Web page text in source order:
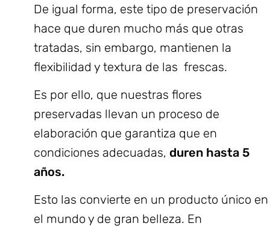
De igual forma, este tipo de preservación
hace que duren mucho más que otras
tratadas, sin embargo, mantienen la
flexibilidad y textura de las frescas.
Es por ello, que nuestras flores
preservadas llevan un proceso de
elaboración que garantiza que en
condiciones adecuadas, duren hasta 5
años.
Esto las convierte en un producto único en
el mundo y de gran belleza. En